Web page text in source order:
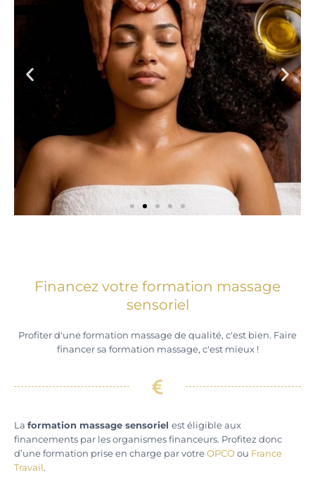
massage ayurvédiques.
JE DÉCOUVRE
Financez votre formation massage
sensoriel
Profiter d'une formation massage de qualité, c'est bien. Faire
financer sa formation massage, c'est mieux !
La formation massage sensoriel est éligible aux
financements par les organismes financeurs. Profitez donc
d’une formation prise en charge par votreOPCOou France
Travail.